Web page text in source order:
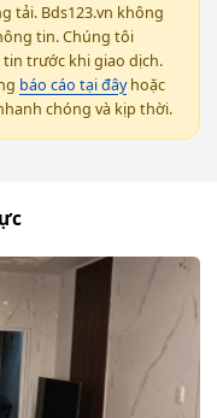
tải. Bds123.vn không
tin. Chúng tôi
trước khi giao dịch.
báo cáo tại đâyhoặc
chóng và kịp thời.